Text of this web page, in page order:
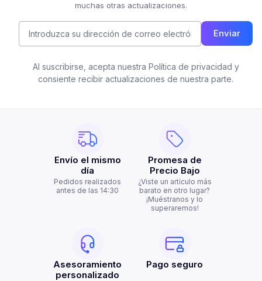
muchas otras actualizaciones.
Enviar
Al suscribirse, acepta nuestra Política de privacidad y
consiente recibir actualizaciones de nuestra parte.
Envío el mismo
día
Pedidos realizados
antes de las 14:30
Promesa de
Precio Bajo
¿Viste un artículo más
barato en otro lugar?
¡Muéstranos y lo
superaremos!
Asesoramiento
personalizado
Pago seguro